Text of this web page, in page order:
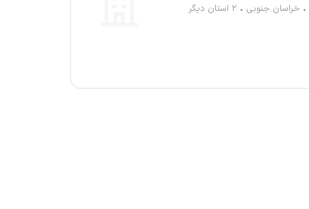
خراسان جنوبی
۲ استان دیگر